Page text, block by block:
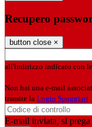
Recupero
button close ×
all'indirizzo indicato con
Non hai una e-mail
tramite la Login Spaggiari
E-mail inviata, si